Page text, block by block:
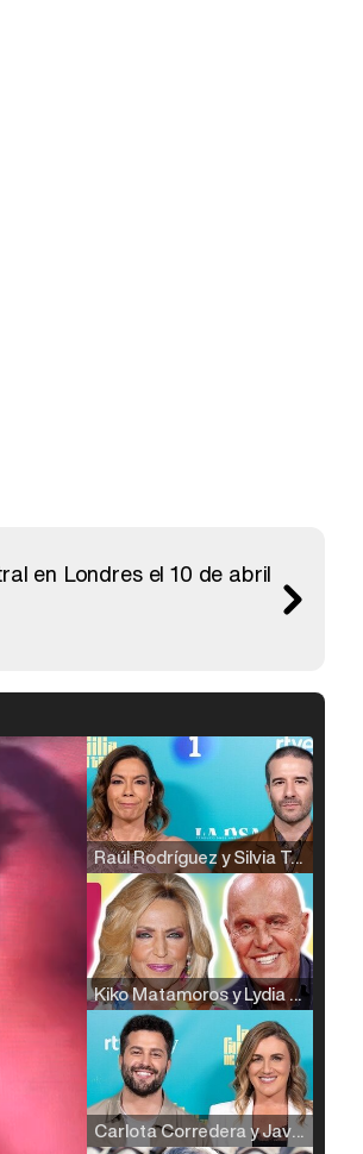
en Londres el 10 de abril
Raúl Rodríguez y Silvia Taulés nos cuentan su papel en 'La familia de la tele'
Kiko Matamoros y Lydia Lozano: "Nuestro público es de todas las edades y RTVE tiene un público muy pegado a las novelas, al que tenemos que captar"
Carlota Corredera y Javier de Hoyos: "La tele tiene que representar al público también y aquí están todos los perfiles posibles&quo;